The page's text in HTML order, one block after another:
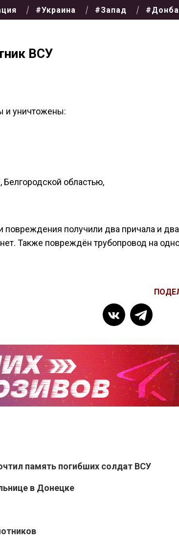
#Украина #Запад
ВСУ
и уничтожены:
областью,
повреждения получили два причала и
Также повреждён трубопровод на
память погибших солдат ВСУ
в Донецке